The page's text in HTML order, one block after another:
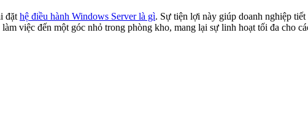
đặt hệ điều hành Windows Server là gì. Sự tiện lợi này giúp doanh nghiệp
việc đến một góc nhỏ trong phòng kho, mang lại sự linh hoạt tối đa cho